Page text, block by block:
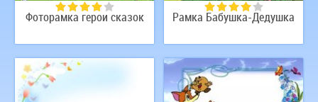
Фоторамка герои сказок Рамка Бабушка-Дедушка